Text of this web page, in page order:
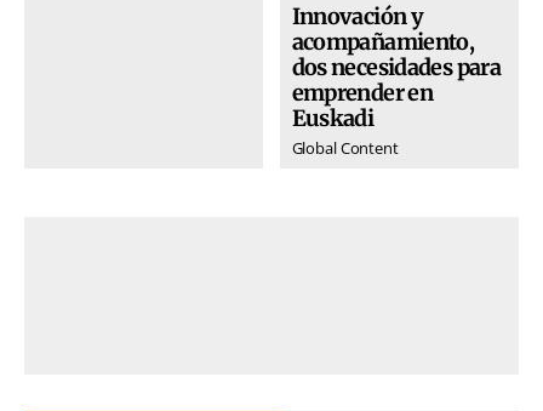
Innovación y
acompañamiento,
dos necesidades para
emprender en
Euskadi
Global Content